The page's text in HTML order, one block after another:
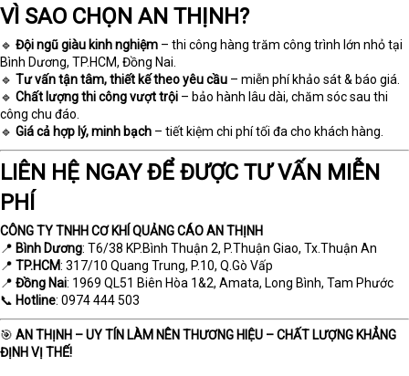
VÌ SAO CHỌN AN THỊNH?
🔹 Đội ngũ giàu kinh nghiệm – thi công hàng trăm công trình lớn nhỏ tại
Bình Dương, TP.HCM, Đồng Nai.
🔹 Tư vấn tận tâm, thiết kế theo yêu cầu – miễn phí khảo sát & báo giá.
🔹 Chất lượng thi công vượt trội – bảo hành lâu dài, chăm sóc sau thi
công chu đáo.
🔹 Giá cả hợp lý, minh bạch – tiết kiệm chi phí tối đa cho khách hàng.
LIÊN HỆ NGAY ĐỂ ĐƯỢC TƯ VẤN MIỄN
PHÍ
CÔNG TY TNHH CƠ KHÍ QUẢNG CÁO AN THỊNH
📍 Bình Dương: T6/38 KP.Bình Thuận 2, P.Thuận Giao, Tx.Thuận An
📍 TP.HCM: 317/10 Quang Trung, P.10, Q.Gò Vấp
📍 Đồng Nai: 1969 QL51 Biên Hòa 1&2, Amata, Long Bình, Tam Phước
📞 Hotline: 0974 444 503
🎯 AN THỊNH – UY TÍN LÀM NÊN THƯƠNG HIỆU – CHẤT LƯỢNG KHẲNG
ĐỊNH VỊ THẾ!